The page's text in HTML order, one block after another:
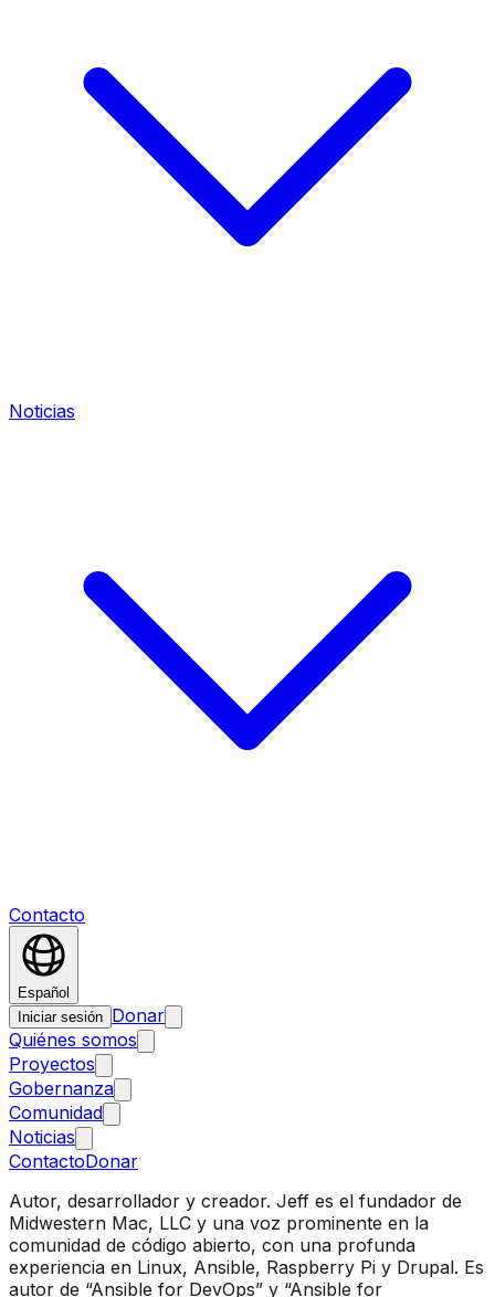
Noticias
Contacto
Español
Iniciar sesión Donar
Quiénes somos
Proyectos
Gobernanza
Comunidad
Noticias
ContactoDonar
Autor, desarrollador y creador. Jeff es el fundador de
Midwestern Mac, LLC y una voz prominente en la
comunidad de código abierto, con una profunda
experiencia en Linux, Ansible, Raspberry Pi y Drupal. Es
autor de “Ansible for DevOps” y “Ansible for